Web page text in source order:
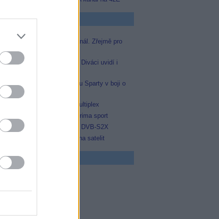
Zprávičky
spustil nový Test kanál. Zřejmě pro
sport
zařadí Prima sport. Diváci uvidí i
sport odvysílá i odvetu Sparty v boji o
mistrů
Du převzal další multiplex
TV potvrdil zařazení Prima sport
Networks přešla na DVB-S2X
Super+ se vrací na satelit
program
Docent (3/3)